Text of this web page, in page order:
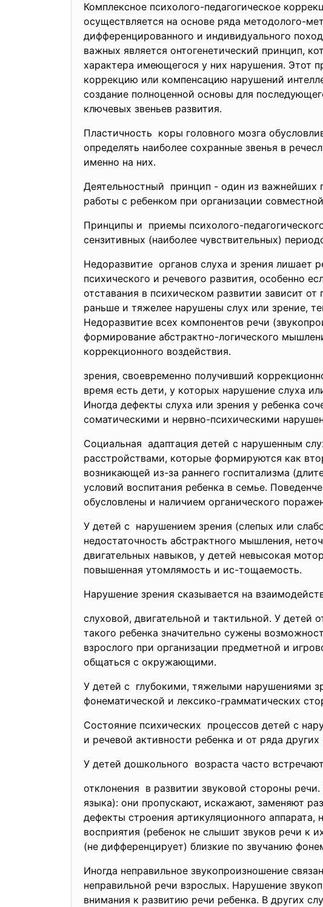
Комплексное психолого-педагогическое
осуществляется на основе ряда методолого-
дифференцированного и индивидуального
важных является онтогенетический принцип,
характера имеющегося у них нарушения. Этот
коррекцию или компенсацию нарушений
создание полноценной основы для
ключевых звеньев развития.
Пластичность коры головного мозга
определять наиболее сохранные звенья в
именно на них.
Деятельностный принцип - один из важнейших
работы с ребенком при организации
Принципы и приемы психолого-
сензитивных (наиболее чувствительных)
Недоразвитие органов слуха и зрения лишает
психического и речевого развития, особенно
отставания в психическом развитии зависит
раньше и тяжелее нарушены слух или зрение,
Недоразвитие всех компонентов речи
формирование абстрактно-логического
коррекционного воздействия.
зрения, своевременно получивший
время есть дети, у которых нарушение слуха
Иногда дефекты слуха или зрения у ребенка
соматическими и нервно-психическими
Социальная адаптация детей с нарушенным
расстройствами, которые формируются как
возникающей из-за раннего госпитализма
условий воспитания ребенка в семье.
обусловлены и наличием органического
У детей с нарушением зрения (слепых или
недостаточность абстрактного мышления,
двигательных навыков, у детей невысокая
повышенная утомлямость и ис-тощаемость.
Нарушение зрения сказывается на
слуховой, двигательной и тактильной. У детей
такого ребенка значительно сужены
взрослого при организации предметной и
общаться с окружающими.
У детей с глубокими, тяжелыми нарушениями
фонематической и лексико-грамматических
Состояние психических процессов детей с
и речевой активности ребенка и от ряда других
У детей дошкольного возраста часто
отклонения в развитии звуковой стороны
языка): они пропускают, искажают, заменяют
дефекты строения артикуляционного
восприятия (ребенок не слышит звуков речи к
(не дифференцирует) близкие по звучанию
Иногда неправильное звукопроизношение
неправильной речи взрослых. Нарушение
внимания к развитию речи ребенка. В других